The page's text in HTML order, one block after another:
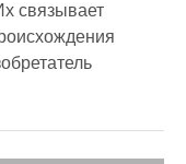
связывает